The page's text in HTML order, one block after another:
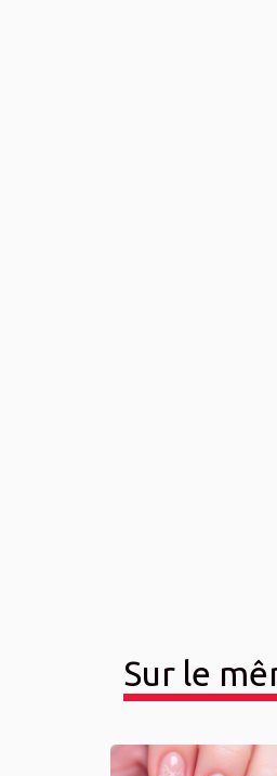
Sur le